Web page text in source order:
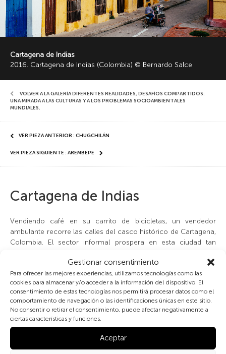
Gestionar consentimiento
Para ofrecer las mejores experiencias, utilizamos tecnologías como las
cookies para almacenar y/o acceder a la información del dispositivo. El
consentimiento de estas tecnologías nos permitirá procesar datos como el
comportamiento de navegación o las identificaciones únicas en este sitio.
No consentir o retirar el consentimiento, puede afectar negativamente a
ciertas características y funciones.
Aceptar
Cartagena de Indias
2016. Cartagena de Indias (Colombia) © Bernardo Salce
VOLVER A LA GALERÍA DIFERENTES REALIDADES, DESAFÍOS COMPARTIDOS:
UNA MIRADA A LAS CULTURAS Y A LOS PROBLEMAS SOCIOAMBIENTALES
MUNDIALES,
VER PIEZA ANTERIOR : CHUGCHILÁN
VER PIEZA SIGUIENTE : AREMBEPE
Cartagena de Indias
Vendiendo café en su carrito de bicicletas, un vendedor
ambulante recorre las calles del casco histórico de Cartagena,
Colombia. El sector informal prospera en esta ciudad tan
cada año, como parte de un despertar colombiano gracias a
una mayor seguridad y estabilidad política después de años de
guerra civil. Fundada en 1533 por el conquistador español
Pedro de Heredia, la ciudad fue uno de los principales puertos
comerciales durante la época colonial. Gabriel García
Márquez solía pasear por Cartagena buscando inspiración
para sus novelas en cada rincón de la ciudad